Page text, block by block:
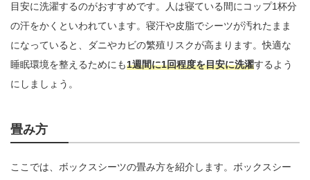
目安に洗濯するのがおすすめです。人は寝ている間にコップ1杯分
の汗をかくといわれています。寝汗や皮脂でシーツが汚れたまま
になっていると、ダニやカビの繁殖リスクが高まります。快適な
睡眠環境を整えるためにも1週間に1回程度を目安に洗濯するよう
にしましょう。
畳み方
ここでは、ボックスシーツの畳み方を紹介します。ボックスシー